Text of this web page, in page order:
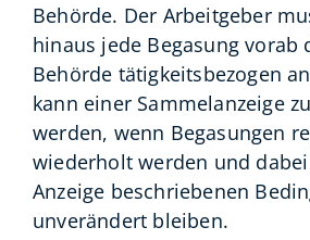
Behörde. Der Arbeitgeber
hinaus jede Begasung vorab
Behörde tätigkeitsbezogen
kann einer Sammelanzeige
werden, wenn Begasungen
wiederholt werden und
Anzeige beschriebenen
unverändert bleiben.